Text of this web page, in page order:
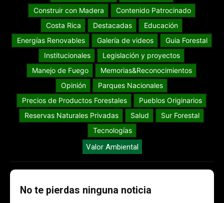
Construir con Madera
Contenido Patrocinado
Costa Rica
Destacadas
Educación
Energías Renovables
Galería de videos
Guia Forestal
Institucionales
Legislación y proyectos
Manejo de Fuego
Memorias&Reconocimientos
Opinión
Parques Nacionales
Precios de Productos Forestales
Pueblos Originarios
Reservas Naturales Privadas
Salud
Sur Forestal
Tecnologías
Valor Ambiental
No te pierdas ninguna noticia